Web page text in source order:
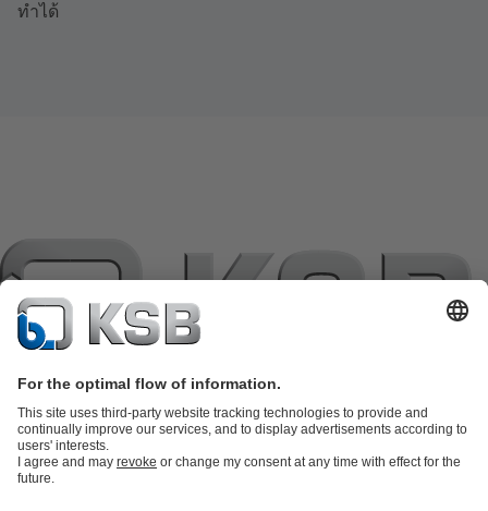
ทำได้
แค็ตตาล็อกผลิตภัณฑ์อะไหล่บริการด้านเทคนิคตะกร้าสินค้า